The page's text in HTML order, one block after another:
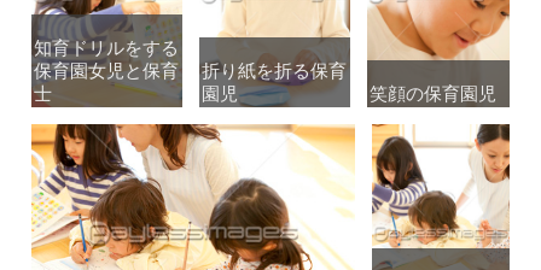
知育ドリルをする
保育園女児と保育
士
知育ドリルをする
保育園女児と保育
士
折り紙を折る保育
園児
折り紙を折る保育
園児
笑顔の保育園児
笑顔の保育園児